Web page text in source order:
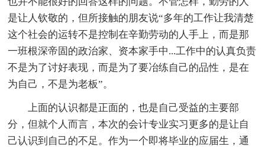
是让人钦敬的，但所接触的朋友说“多年的工作让我清楚
这个社会的运转不是控制在辛勤劳动的人手上，而是那
一班根深帝固的政治家、资本家手中...工作中的认真负责
不是为了讨好表现，而是为了要冶练自己的品性，是在
为自己，不是为老板”。
上面的认识都是正面的，也是自己受益的主要部
分，但就个人而言，本次的会计专业实习更多的是让自
己认识到自己的不足。作为一个即将毕业的应届生，通